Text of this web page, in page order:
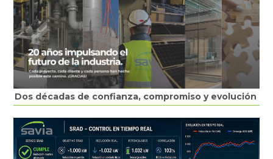
Dos décadas de confianza, compromiso y evolución